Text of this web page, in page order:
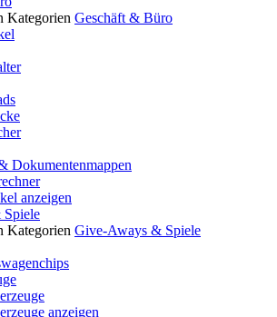
Kategorien Geschäft & Büro
Dokumentenmappen
anzeigen
Kategorien Give-Aways & Spiele
anzeigen